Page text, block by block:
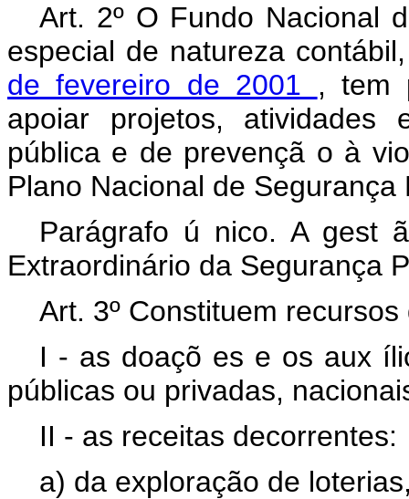
Art. 2º O Fundo Nacional
especial de natureza
de fevereiro de 2001 , tem
apoiar projetos,
pública e de prevençã o à
Plano Nacional de Segurança
Parágrafo ú nico. A gest
Extraordinário da Segurança
Art. 3º Constituem recursos
I - as doaçõ es e os aux
públicas ou privadas,
II - as receitas decorrentes:
a) da exploração de